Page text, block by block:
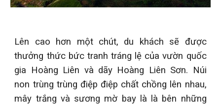
Lên cao hơn một chút, du khách sẽ được
thưởng thức bức tranh tráng lệ của vườn quốc
gia Hoàng Liên và dãy Hoàng Liên Sơn. Núi
non trùng trùng điệp điệp chất chồng lên nhau,
mây trắng và sương mờ bay là là bên những